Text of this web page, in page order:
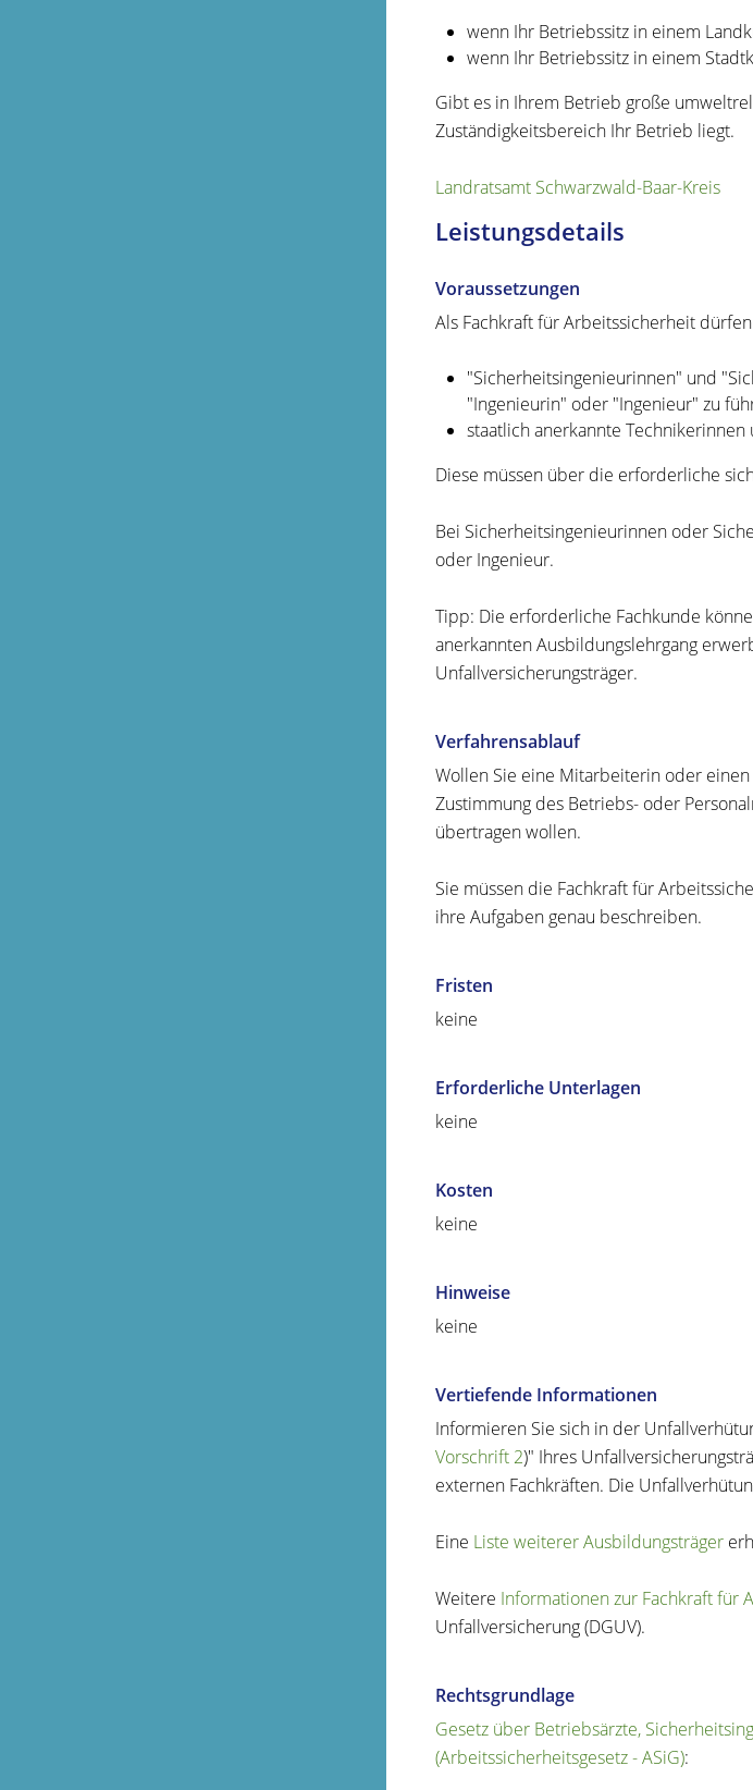
wenn Ihr Betriebssitz in einem
wenn Ihr Betriebssitz in einem
Gibt es in Ihrem Betrieb große
Zuständigkeitsbereich Ihr Betrieb liegt.
Landratsamt Schwarzwald-Baar-Kreis
Leistungsdetails
Voraussetzungen
Als Fachkraft für Arbeitssicherheit
"Sicherheitsingenieurinnen" und
"Ingenieurin" oder "Ingenieur" zu
staatlich anerkannte
Diese müssen über die erforderliche
Bei Sicherheitsingenieurinnen oder
oder Ingenieur.
Tipp: Die erforderliche Fachkunde
anerkannten Ausbildungslehrgang
Unfallversicherungsträger.
Verfahrensablauf
Wollen Sie eine Mitarbeiterin oder
Zustimmung des Betriebs- oder
übertragen wollen.
Sie müssen die Fachkraft für
ihre Aufgaben genau beschreiben.
Fristen
keine
Erforderliche Unterlagen
keine
Kosten
keine
Hinweise
keine
Vertiefende Informationen
Informieren Sie sich in der
Vorschrift 2)" Ihres
externen Fachkräften. Die
Eine Liste weiterer Ausbildungsträger
Weitere Informationen zur Fachkraft für
Unfallversicherung (DGUV).
Rechtsgrundlage
Gesetz über Betriebsärzte,
(Arbeitssicherheitsgesetz - ASiG):